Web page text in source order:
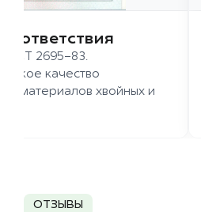
2695-83.
качество
хвойных и
ОТЗЫВЫ